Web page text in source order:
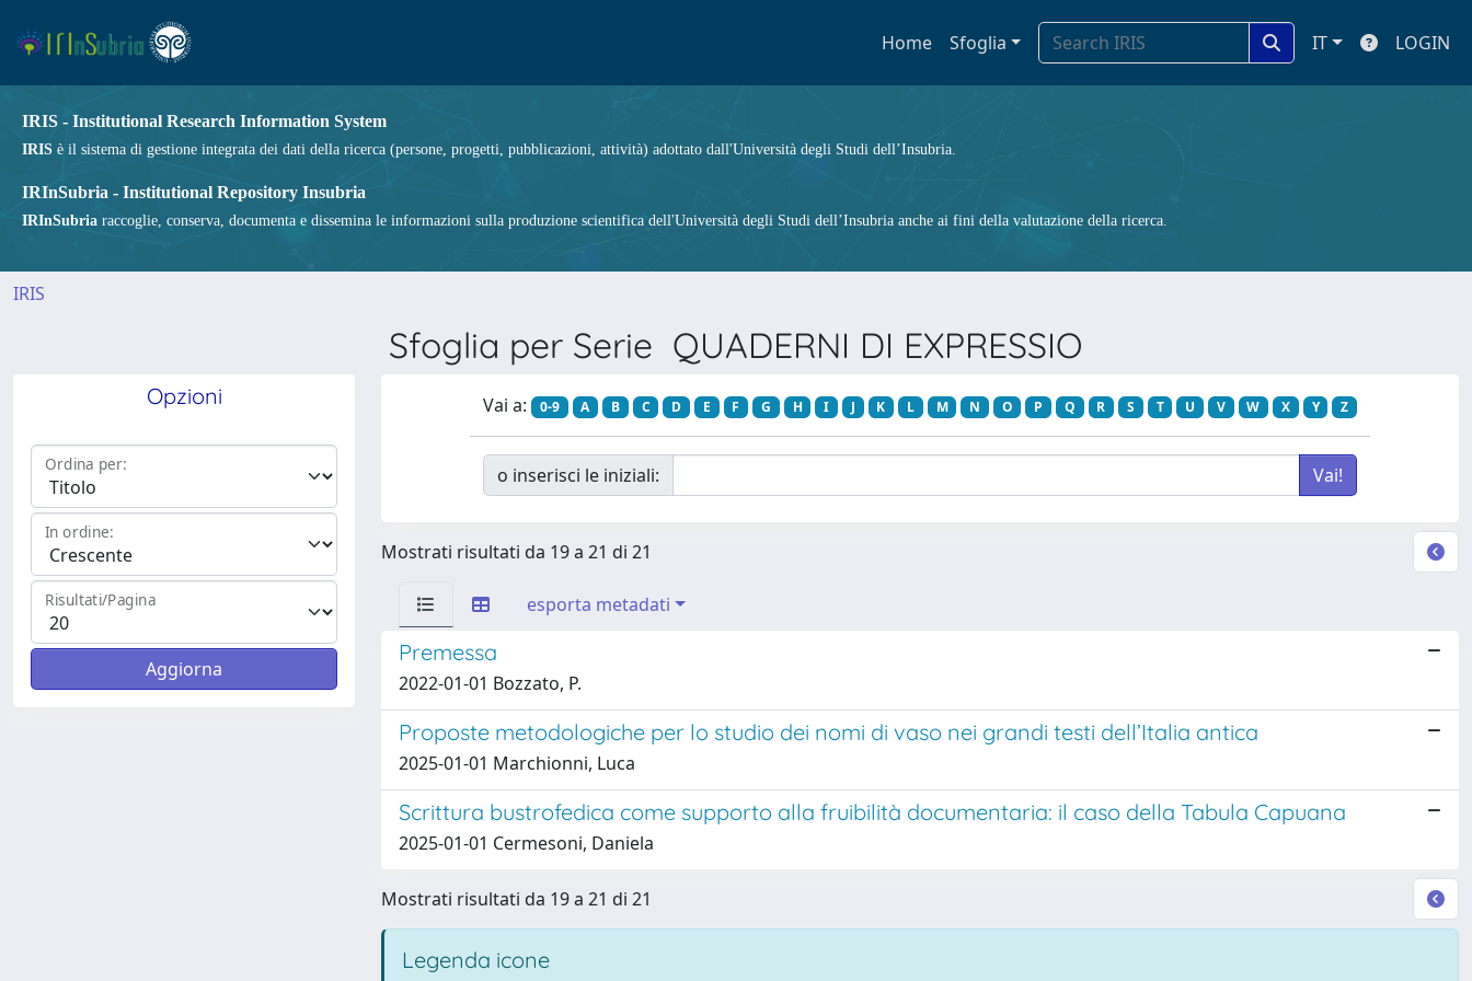
Home Sfoglia IT LOGIN
IRIS - Institutional Research Information System
IRIS è il sistema di gestione integrata dei dati della ricerca (persone, progetti, pubblicazioni, attività) adottato dall'Università degli Studi dell’Insubria.
IRInSubria - Institutional Repository Insubria
IRInSubria raccoglie, conserva, documenta e dissemina le informazioni sulla produzione scientifica dell'Università degli Studi dell’Insubria anche ai fini della valutazione della ricerca.
IRIS
Sfoglia per Serie QUADERNI DI EXPRESSIO
Opzioni
Ordina per:
In ordine:
Risultati/Pagina
Vai a: 0-9 A B C D E F G H I J K L M N O P Q R S T U V W X Y Z
o inserisci le iniziali:
Mostrati risultati da 19 a 21 di 21
esporta metadati
Premessa
2022-01-01 Bozzato, P.
Proposte metodologiche per lo studio dei nomi di vaso nei grandi testi dell’Italia antica
2025-01-01 Marchionni, Luca
Scrittura bustrofedica come supporto alla fruibilità documentaria: il caso della Tabula Capuana
2025-01-01 Cermesoni, Daniela
Mostrati risultati da 19 a 21 di 21
Legenda icone